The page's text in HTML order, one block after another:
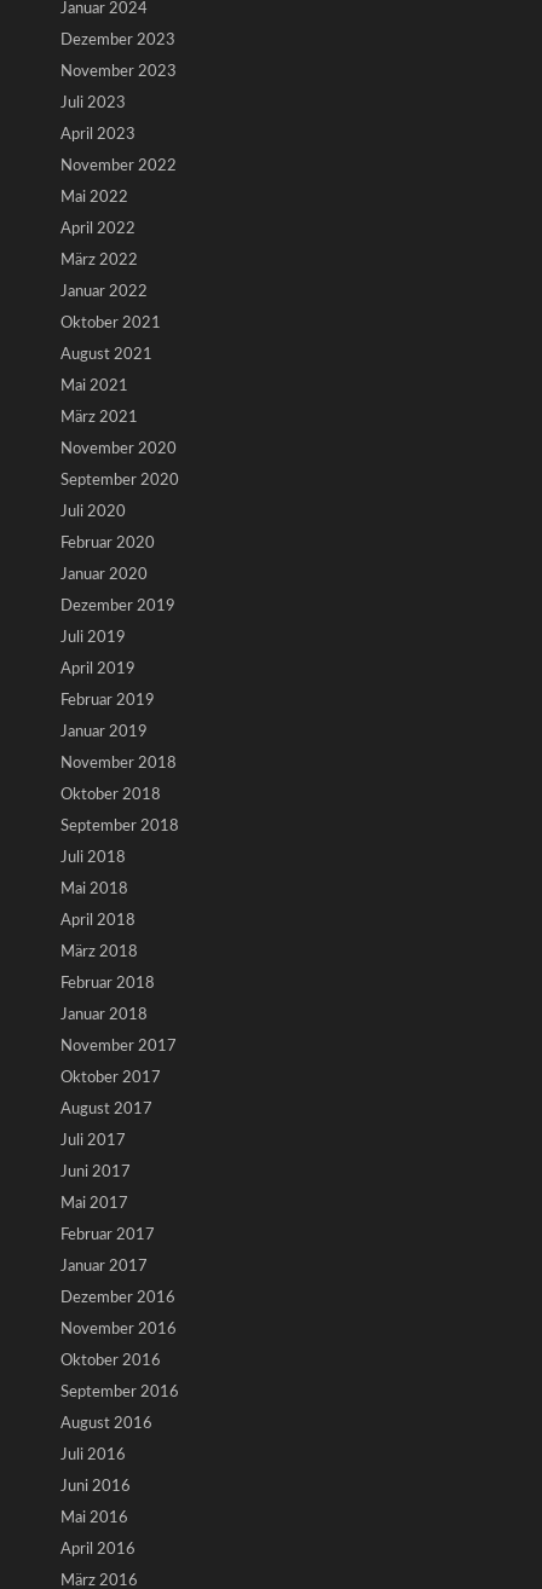
Januar 2024
Dezember 2023
November 2023
Juli 2023
April 2023
November 2022
Mai 2022
April 2022
März 2022
Januar 2022
Oktober 2021
August 2021
Mai 2021
März 2021
November 2020
September 2020
Juli 2020
Februar 2020
Januar 2020
Dezember 2019
Juli 2019
April 2019
Februar 2019
Januar 2019
November 2018
Oktober 2018
September 2018
Juli 2018
Mai 2018
April 2018
März 2018
Februar 2018
Januar 2018
November 2017
Oktober 2017
August 2017
Juli 2017
Juni 2017
Mai 2017
Februar 2017
Januar 2017
Dezember 2016
November 2016
Oktober 2016
September 2016
August 2016
Juli 2016
Juni 2016
Mai 2016
April 2016
März 2016